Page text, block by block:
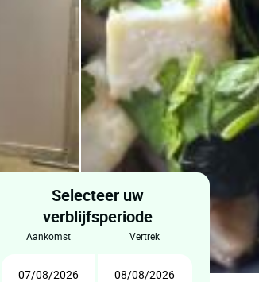
Selecteer uw
verblijfsperiode
aankomst vertrek